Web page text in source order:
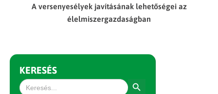
A versenyesélyek javításának lehetőségei az
élelmiszergazdaságban
KERESÉS
Search
for: